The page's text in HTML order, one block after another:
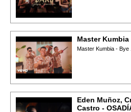
Master Kumbia
Master Kumbia - Bye
Eden Muñoz,
Castro -